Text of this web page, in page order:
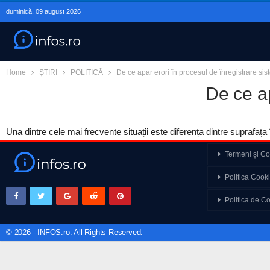
duminică, 09 august 2026
Home ȘTIRI POLITICĂ De ce apar erori în procesul de înregistrare
De ce
Una dintre cele mai frecvente situații este diferența dintre
Termeni și
Politica
Politica de
Emilia Popescu
O opinie
© 2026 - INFOS.ro. All Rights Reserved.